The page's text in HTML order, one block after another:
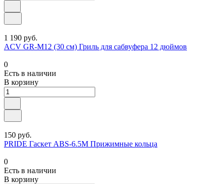
1 190 руб.
ACV GR-M12 (30 см) Гриль для сабвуфера 12 дюймов
0
Есть в наличии
В корзину
150 руб.
PRIDE Гаскет ABS-6.5M Прижимные кольца
0
Есть в наличии
В корзину